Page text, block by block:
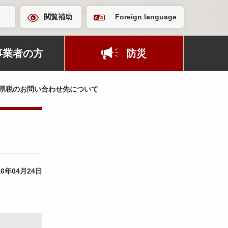
閲覧補助 Foreign language
業者の方 防災
税のお問い合わせ先について
年04月24日